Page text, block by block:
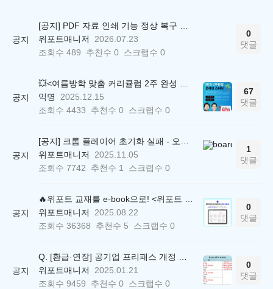
공지
위포트매니저
2026.07.23
조회수 489 추천수 0 스크랩수 0
0
댓글
공지
익명
2025.12.15
조회수 4433 추천수 0 스크랩수 0
67
댓글
공지
위포트매니저
2025.11.05
조회수 7742 추천수 1 스크랩수 0
1
댓글
공지
위포트매니저
2025.08.22
조회수 36368 추천수 5 스크랩수 0
0
댓글
공지
위포트매니저
2025.01.21
조회수 9459 추천수 0 스크랩수 0
0
댓글